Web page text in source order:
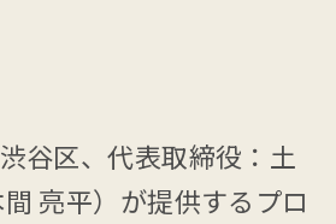
谷区、代表取締役：土
亮平）が提供するプロ